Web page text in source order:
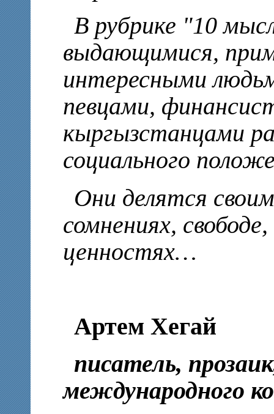
В рубрике "10
выдающимися,
интересными
певцами,
кыргызстанцами
социального
Они делятся
сомнениях,
ценностях…
Артем Хегай
писатель,
международного